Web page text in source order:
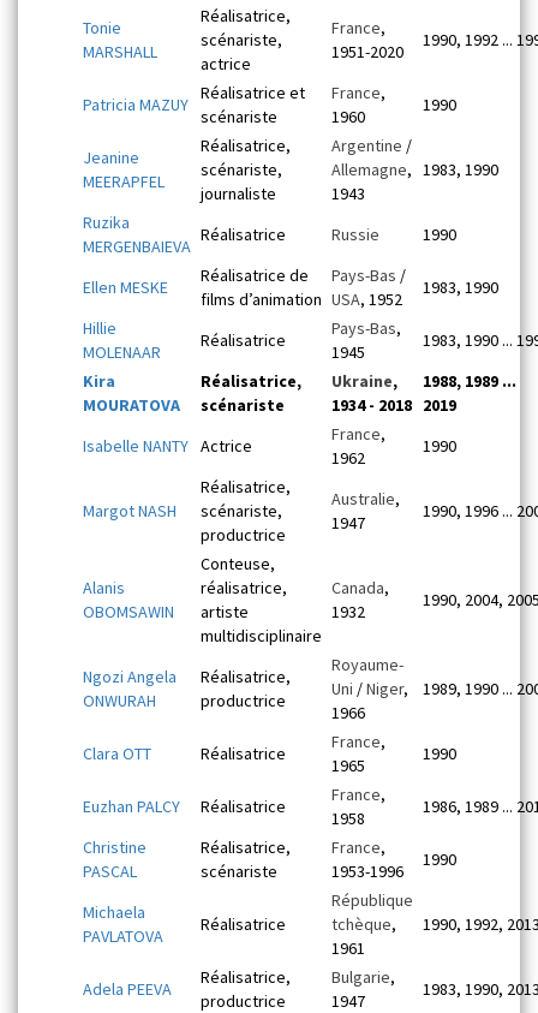
Tonie
MARSHALL
Réalisatrice,
scénariste,
actrice
France,
1951-2020
1990, 1992 ...
Patricia MAZUY
Réalisatrice et
scénariste
France,
1960
1990
Jeanine
MEERAPFEL
Réalisatrice,
scénariste,
journaliste
Argentine /
Allemagne,
1943
1983, 1990
Ruzika
MERGENBAIEVA
Réalisatrice Russie 1990
Ellen MESKE
Réalisatrice de
films d’animation
Pays-Bas /
USA, 1952
1983, 1990
Hillie
MOLENAAR
Réalisatrice
Pays-Bas,
1945
1983, 1990 ...
Kira
MOURATOVA
Réalisatrice,
scénariste
Ukraine,
1934 - 2018
1988, 1989 ...
2019
Isabelle NANTY Actrice
France,
1962
1990
Margot NASH
Réalisatrice,
scénariste,
productrice
Australie,
1947
1990, 1996 ...
Alanis
OBOMSAWIN
Conteuse,
réalisatrice,
artiste
multidisciplinaire
Canada,
1932
1990, 2004,
Ngozi Angela
ONWURAH
Réalisatrice,
productrice
Royaume-
Uni /Niger,
1966
1989, 1990 ...
Clara OTT Réalisatrice
France,
1965
1990
Euzhan PALCY Réalisatrice
France,
1958
1986, 1989 ...
Christine
PASCAL
Réalisatrice,
scénariste
France,
1953-1996
1990
Michaela
PAVLATOVA
Réalisatrice
République
tchèque,
1961
1990, 1992,
Adela PEEVA
Réalisatrice,
productrice
Bulgarie,
1947
1983, 1990,